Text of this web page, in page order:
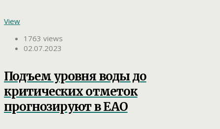
View
1763 views
02.07.2023
Подъем уровня воды до
критических отметок
прогнозируют в ЕАО